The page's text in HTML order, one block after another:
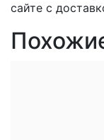
сайте с